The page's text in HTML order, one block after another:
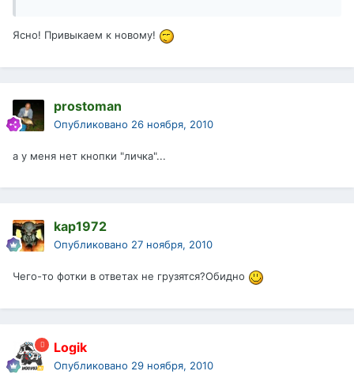
Ясно! Привыкаем к новому!
prostoman
Опубликовано 26 ноября, 2010
а у меня нет кнопки "личка"...
kap1972
Опубликовано 27 ноября, 2010
Чего-то фотки в ответах не грузятся?Обидно
Logik
Опубликовано 29 ноября, 2010